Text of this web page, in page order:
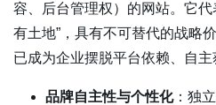
容、后台管理权）的网站。它代
有土地”，具有不可替代的战略
已成为企业摆脱平台依赖、自主
品牌自主性与个性化：独